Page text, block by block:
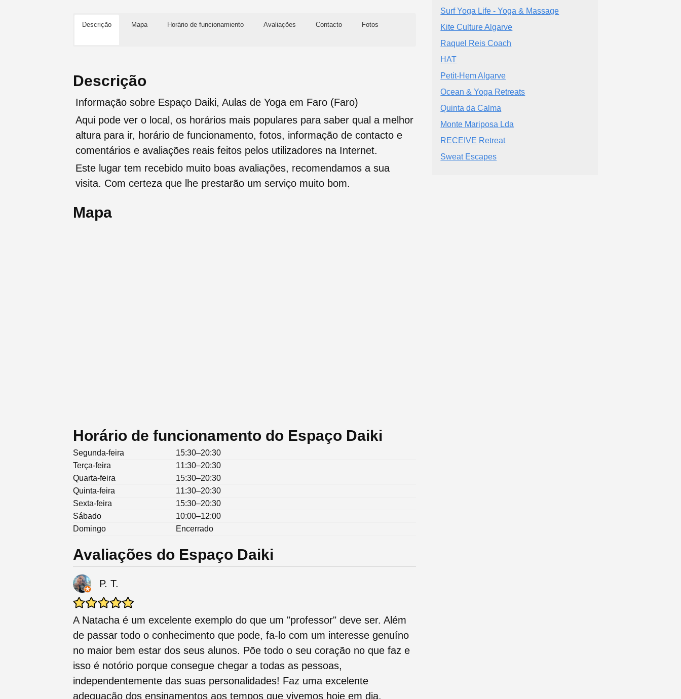
Descrição Mapa Horário de funcionamiento Avaliações Contacto Fotos
Descrição
Informação sobre Espaço Daiki, Aulas de Yoga em Faro (Faro)
Aqui pode ver o local, os horários mais populares para saber qual a melhor
altura para ir, horário de funcionamento, fotos, informação de contacto e
comentários e avaliações reais feitos pelos utilizadores na Internet.
Este lugar tem recebido muito boas avaliações, recomendamos a sua
visita. Com certeza que lhe prestarão um serviço muito bom.
Mapa
Horário de funcionamento do Espaço Daiki
Segunda-feira
15:30–20:30
Terça-feira
11:30–20:30
Quarta-feira
15:30–20:30
Quinta-feira
11:30–20:30
Sexta-feira
15:30–20:30
Sábado
10:00–12:00
Domingo
Encerrado
Avaliações do Espaço Daiki
P. T.
A Natacha é um excelente exemplo do que um "professor" deve ser. Além
de passar todo o conhecimento que pode, fa-lo com um interesse genuíno
no maior bem estar dos seus alunos. Põe todo o seu coração no que faz e
isso é notório porque consegue chegar a todas as pessoas,
independentemente das suas personalidades! Faz uma excelente
adequação dos ensinamentos aos tempos que vivemos hoje em dia.
Surf Yoga Life - Yoga & Massage
Kite Culture Algarve
Raquel Reis Coach
HAT
Petit-Hem Algarve
Ocean & Yoga Retreats
Quinta da Calma
Monte Mariposa Lda
RECEIVE Retreat
Sweat Escapes